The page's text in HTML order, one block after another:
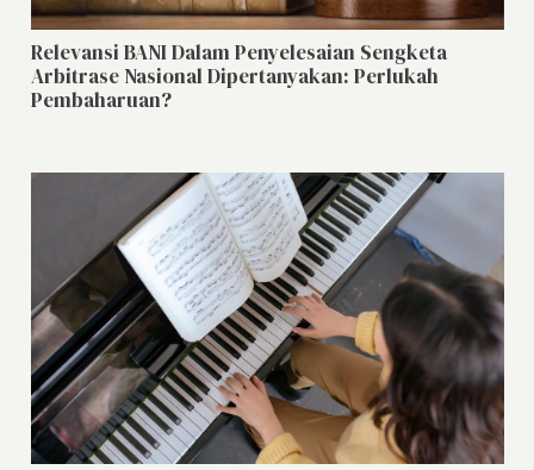
Relevansi BANI Dalam Penyelesaian Sengketa
Arbitrase Nasional Dipertanyakan: Perlukah
Pembaharuan?